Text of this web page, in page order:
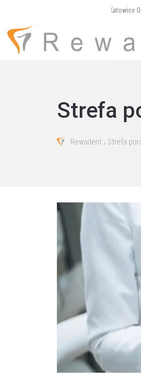
Katowice
Strefa
Rewadent › Strefa